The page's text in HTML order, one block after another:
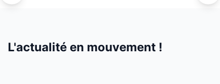
L'actualité en mouvement !